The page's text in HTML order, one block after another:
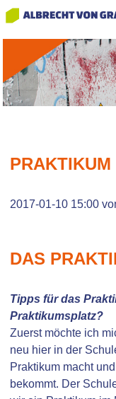
PRAKTIKUM
2017-01-10 15:00
DAS
Tipps für das
Praktikumsplatz?
Zuerst möchte ich
neu hier in der
Praktikum macht
bekommt. Der